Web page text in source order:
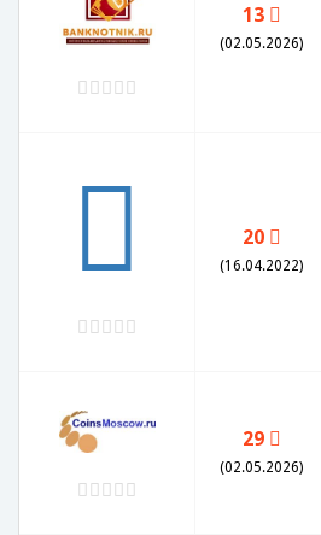
13
(02.05.2026)
20
(16.04.2022)
29
(02.05.2026)